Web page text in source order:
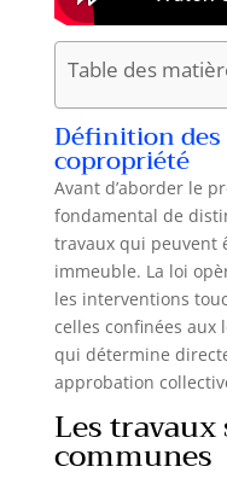
Table des
Définition
copropriété
Avant d’aborder le
fondamental de
travaux qui peuvent
immeuble. La loi
les interventions
celles confinées aux
qui détermine
approbation
Les
communes